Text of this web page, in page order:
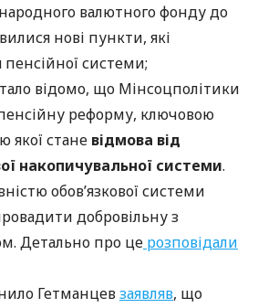
валютного фонду до
нові пункти, які
пенсійної системи;
відомо, що Мінсоцполітики
реформу, ключовою
якої стане відмова від
накопичувальної системи.
обовʼязкової системи
добровільну з
Детально про це розповідали
Гетманцевзаявляв, що